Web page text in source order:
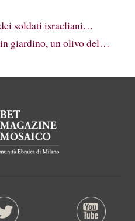
soldati israeliani…
giardino, un olivo del…